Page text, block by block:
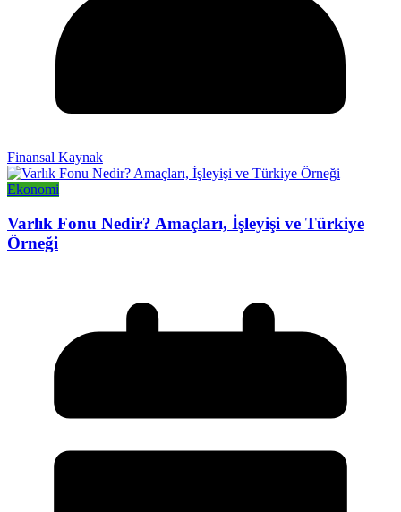
Finansal Kaynak
Ekonomi
Varlık Fonu Nedir? Amaçları, İşleyişi ve Türkiye
Örneği